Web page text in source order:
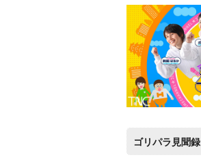
ゴリパラ見聞録